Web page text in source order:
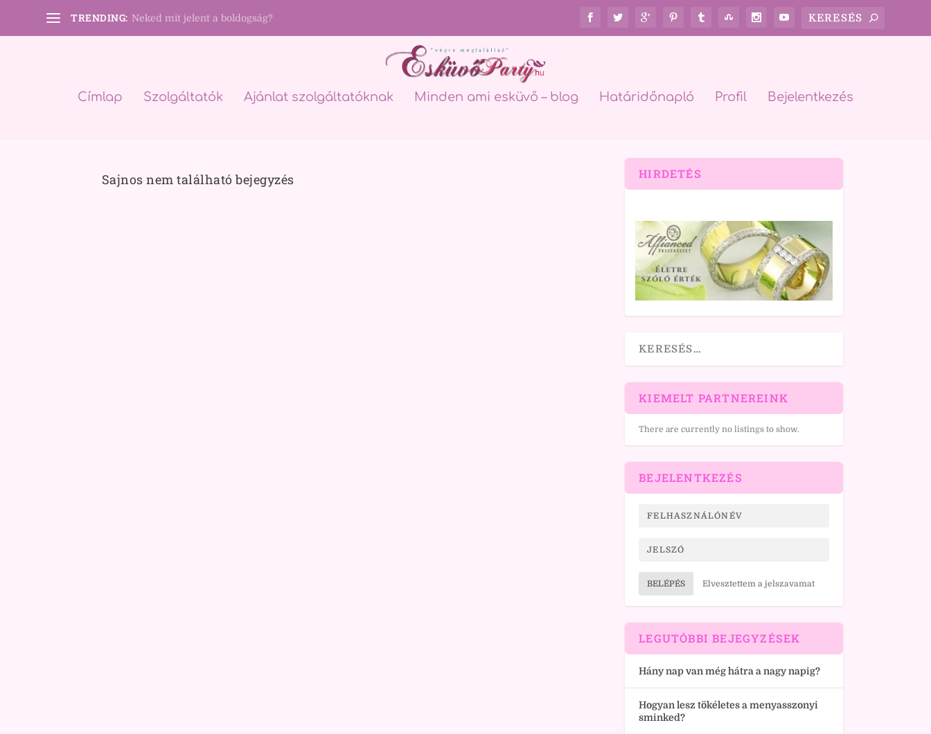
TRENDING: Neked mit jelent a boldogság?
Címlap Szolgáltatók Ajánlat szolgáltatóknak Minden ami esküvő – blog Határidőnapló Profil Bejelentkezés
Sajnos nem található bejegyzés HIRDETÉS
KIEMELT PARTNEREINK
There are currently no listings to show.
BEJELENTKEZÉS
BELÉPÉS Elvesztettem a jelszavamat
LEGUTÓBBI BEJEGYZÉSEK
Hány nap van még hátra a nagy napig?
Hogyan lesz tökéletes a menyasszonyi
sminked?